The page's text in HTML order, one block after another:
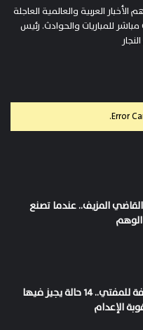
العربية والعالمية العاجلة
مباشر للمباريات والحوادث. رئيس
Error
المزيف.. عندما تصنع
الوهم
بعد إحالة سارة خليفة للمفتي.. 14 حالة يجيز فيها
الإعدام